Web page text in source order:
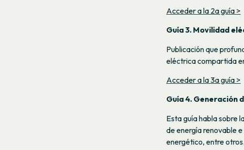
Acceder a la 2a guía >
Guía 3. Movilidad
Publicación que
eléctrica compartida
Acceder a la 3a guía >
Guía 4. Generación
Esta guía habla sobre
de energía renovable
energético, entre otros.